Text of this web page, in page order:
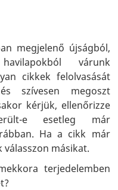
megjelenő újságból,
várunk
cikkek felolvasását
szívesen megoszt
kérjük, ellenőrizze
e esetleg már
Ha a cikk már
másikat.
terjedelemben